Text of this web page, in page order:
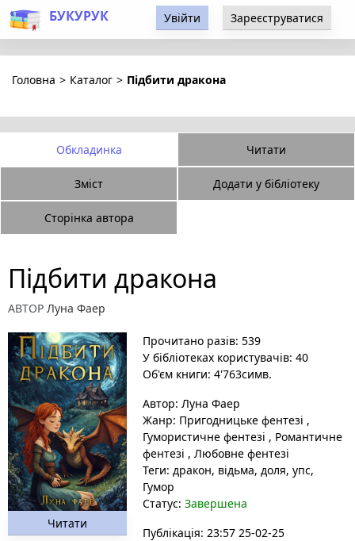
БУКУРУК Увійти Зареєструватися
Головна > Каталог > Підбити дракона
Обкладинка Читати
Зміст Додати у бібліотеку
Сторінка автора
Підбити дракона
АВТОР Луна Фаер
Читати
Прочитано разів: 539
У бібліотеках користувачів: 40
Об'єм книги: 4'763симв.
Автор: Луна Фаер
Жанр: Пригодницьке фентезі ,
Гумористичне фентезі , Романтичне
фентезі , Любовне фентезі
Теги: дракон, відьма, доля, упс,
Гумор
Статус: Завершена
Публікація: 23:57 25-02-25